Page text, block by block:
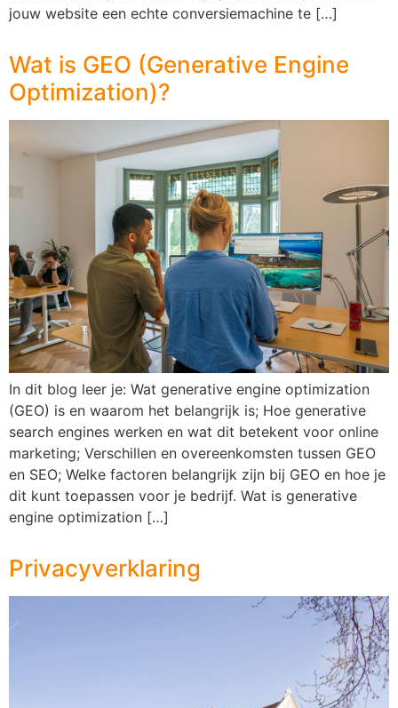
jouw website een echte conversiemachine te […]
Wat is GEO (Generative Engine
Optimization)?
In dit blog leer je: Wat generative engine optimization
(GEO) is en waarom het belangrijk is; Hoe generative
search engines werken en wat dit betekent voor online
marketing; Verschillen en overeenkomsten tussen GEO
en SEO; Welke factoren belangrijk zijn bij GEO en hoe je
dit kunt toepassen voor je bedrijf. Wat is generative
engine optimization […]
Privacyverklaring